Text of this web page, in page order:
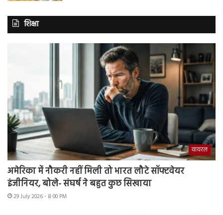
शिक्षा
वायरल
अमेरिका में नौकरी नहीं मिली तो भारत लौटे सॉफ्टवेयर
इंजीनियर, बोले- संघर्ष ने बहुत कुछ सिखाया
29 July 2026 - 8:00 PM